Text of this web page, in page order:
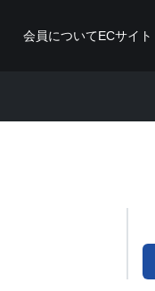
会員についてECサイト